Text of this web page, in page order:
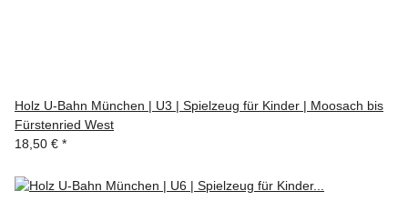
Holz U-Bahn München | U3 | Spielzeug für Kinder | Moosach bis
Fürstenried West
18,50 € *